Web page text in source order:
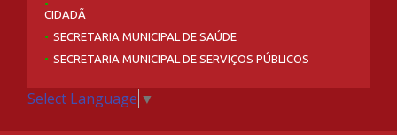
CIDADÃ
SECRETARIA MUNICIPAL DE SAÚDE
SECRETARIA MUNICIPAL DE SERVIÇOS PÚBLICOS
Select Language ▼